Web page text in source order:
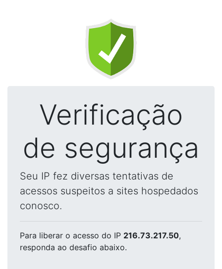
Verificação
de segurança
Seu IP fez diversas tentativas de
acessos suspeitos a sites hospedados
conosco.
Para liberar o acesso do IP 216.73.217.50,
responda ao desafio abaixo.